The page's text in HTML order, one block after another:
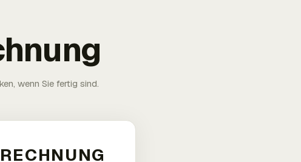
wenn Sie fertig sind.